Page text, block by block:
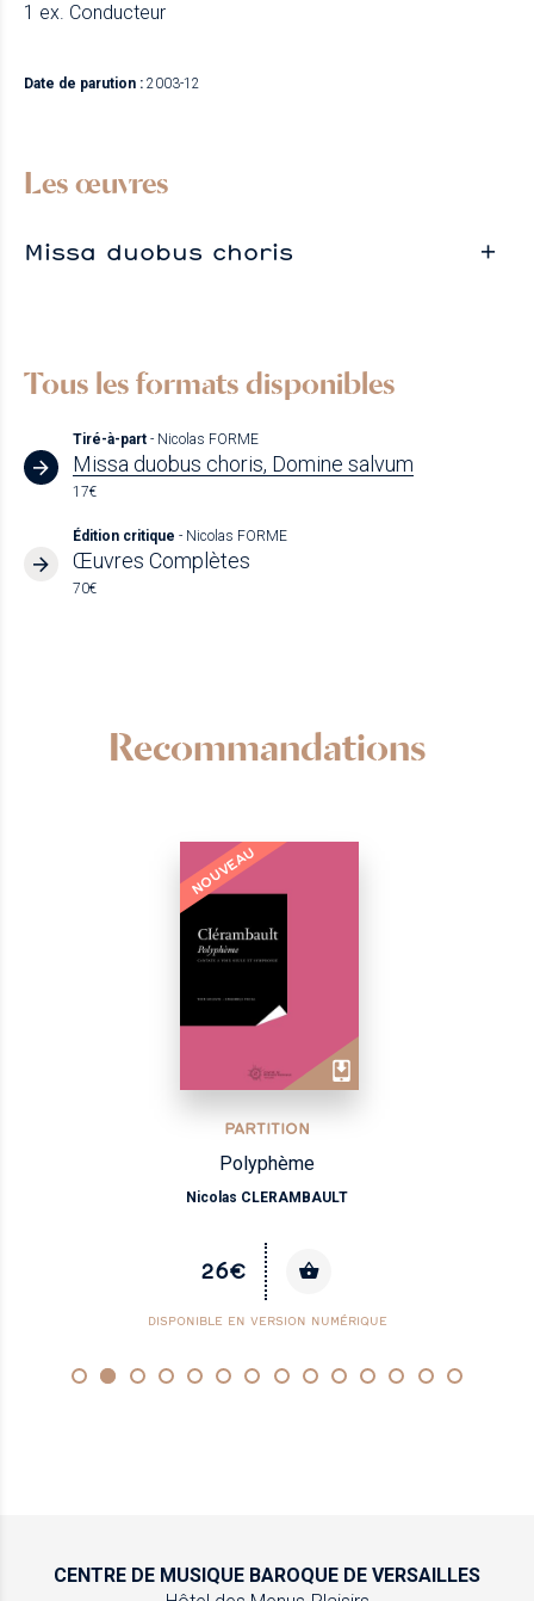
1 ex. Conducteur
Date de parution : 2003-12
Les œuvres
Missa duobus choris
Tous les formats disponibles
Tiré-à-part - Nicolas FORME
Missa duobus choris, Domine salvum
17€
Édition critique - Nicolas FORME
Œuvres Complètes
70€
Recommandations
NOUVEAU
PARTITION
Polyphème
Nicolas CLERAMBAULT
26€
DISPONIBLE EN VERSION NUMÉRIQUE
CENTRE DE MUSIQUE BAROQUE DE VERSAILLES